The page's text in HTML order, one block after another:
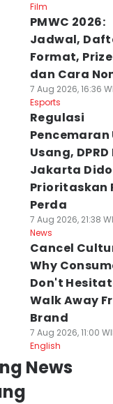
Film
PMWC 2026:
Jadwal,
Format,
dan Cara
7 Aug 2026, 16:36
Esports
Regulasi
Pencemaran
Usang, DPRD
Jakarta
Prioritaskan
Perda
7 Aug 2026, 21:38
News
Cancel
Why
Don't
Walk Away
Brand
7 Aug 2026, 11:00
English
News